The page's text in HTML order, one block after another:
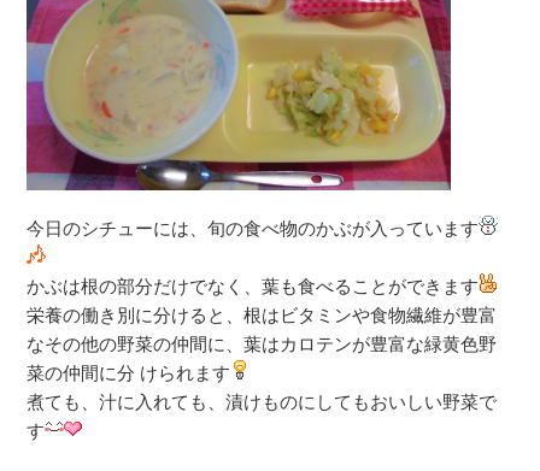
今日のシチューには、旬の食べ物のかぶが入っています
かぶは根の部分だけでなく、葉も食べることができます
栄養の働き別に分けると、根はビタミンや食物繊維が豊富
なその他の野菜の仲間に、葉はカロテンが豊富な緑黄色野
菜の仲間に分 けられます
煮ても、汁に入れても、漬けものにしてもおいしい野菜で
す